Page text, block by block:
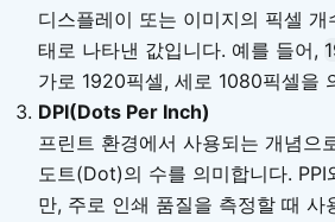
디스플레이 또는 이미지의 픽셀
태로 나타낸 값입니다. 예를 들어,
가로 1920픽셀, 세로 1080픽셀을
DPI(Dots Per Inch)
프린트 환경에서 사용되는 개념으
도트(Dot)의 수를 의미합니다. PPI
만, 주로 인쇄 품질을 측정할 때 사